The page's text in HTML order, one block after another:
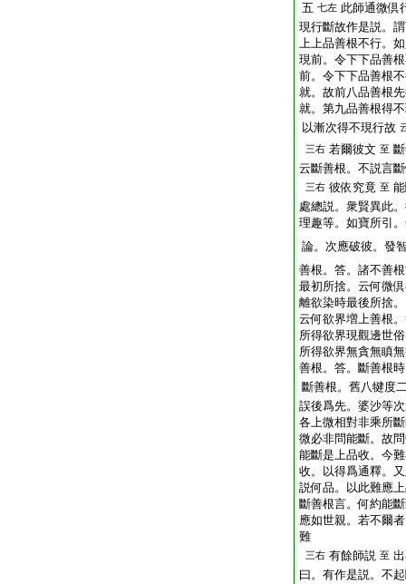
五 七左 此師通微倶
現行斷故作是説。
上上品善根不行。
現前。令下下品善
前。令下下品善根
就。故前八品善根
就。第九品善根得
以漸次得不現行故
三右 若爾彼文 至
云斷善根。不説言
三右 彼依究竟 至
處總説。衆賢異此
理趣等。如寶所引
論。次應破彼。發
善根。答。諸不善
最初所捨。云何微
離欲染時最後所捨
云何欲界増上善根
所得欲界現觀邊世
所得欲界無貪無瞋
善根。答。斷善根
斷善根。舊八犍度
誤後爲先。婆沙等
各上微相對非乘所
微必非問能斷。故
能斷是上品收。今
收。以得爲通釋。
説何品。以此難應
斷善根言。何約能
應如世親。若不爾
難
三右 有餘師説 至
曰。有作是説。不